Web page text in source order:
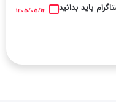
باید بدانید